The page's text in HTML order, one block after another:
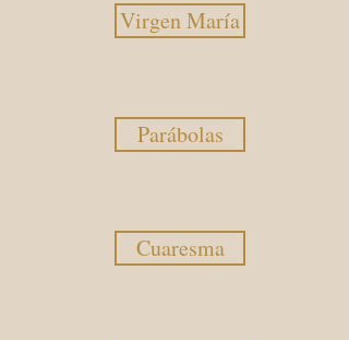
Virgen María
Parábolas
Cuaresma